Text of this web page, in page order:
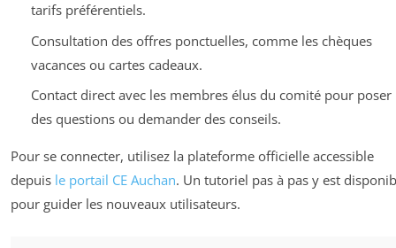
tarifs préférentiels.
Consultation des offres ponctuelles, comme les chèques
vacances ou cartes cadeaux.
Contact direct avec les membres élus du comité pour poser
des questions ou demander des conseils.
Pour se connecter, utilisez la plateforme officielle accessible
depuis le portail CE Auchan. Un tutoriel pas à pas y est
pour guider les nouveaux utilisateurs.